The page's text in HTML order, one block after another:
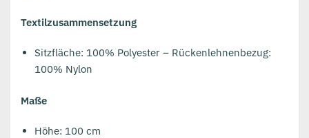
Textilzusammensetzung
Sitzfläche: 100% Polyester – Rückenlehnenbezug:
100% Nylon
Maße
Höhe: 100 cm